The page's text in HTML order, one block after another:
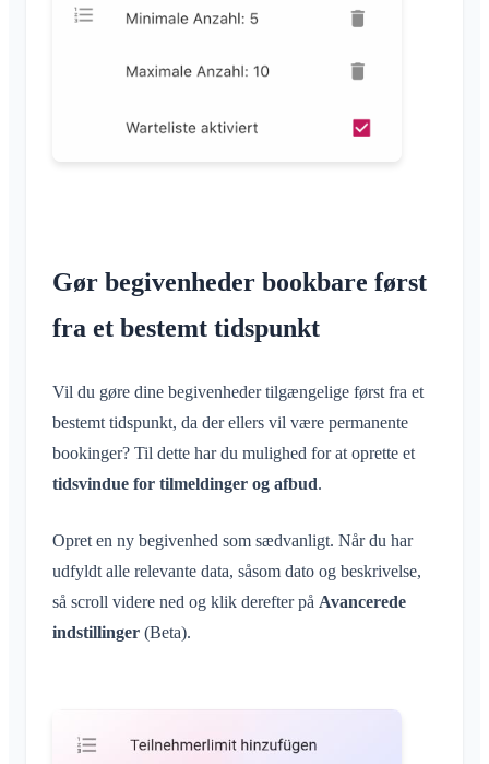
Gør begivenheder bookbare først
fra et bestemt tidspunkt
Vil du gøre dine begivenheder tilgængelige først fra et
bestemt tidspunkt, da der ellers vil være permanente
bookinger? Til dette har du mulighed for at oprette et
tidsvindue for tilmeldinger og afbud.
Opret en ny begivenhed som sædvanligt. Når du har
udfyldt alle relevante data, såsom dato og beskrivelse,
så scroll videre ned og klik derefter på Avancerede
indstillinger (Beta).